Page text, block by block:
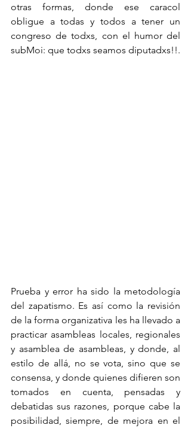
otras formas, donde ese caracol
obligue a todas y todos a tener un
congreso de todxs, con el humor del
subMoi: que todxs seamos diputadxs!!.
Prueba y error ha sido la metodología
del zapatismo. Es así como la revisión
de la forma organizativa les ha llevado a
practicar asambleas locales, regionales
y asamblea de asambleas, y donde, al
estilo de allá, no se vota, sino que se
consensa, y donde quienes difieren son
tomados en cuenta, pensadas y
debatidas sus razones, porque cabe la
posibilidad, siempre, de mejora en el